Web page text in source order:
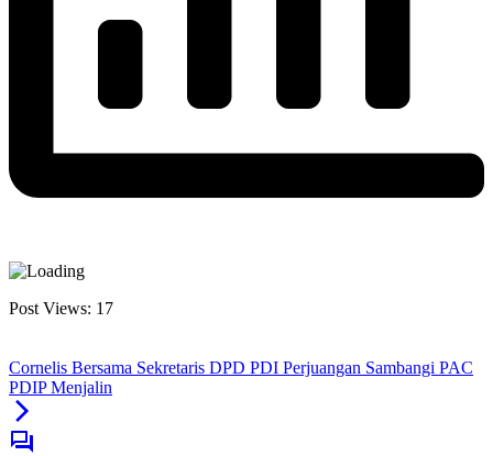
Post Views: 17
Cornelis Bersama Sekretaris DPD PDI Perjuangan Sambangi PAC
PDIP Menjalin